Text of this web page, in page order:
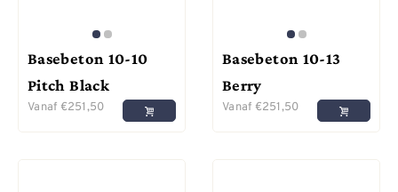
Basebeton 10-10
Pitch Black
Vanaf €251,50
Basebeton 10-13
Berry
Vanaf €251,50